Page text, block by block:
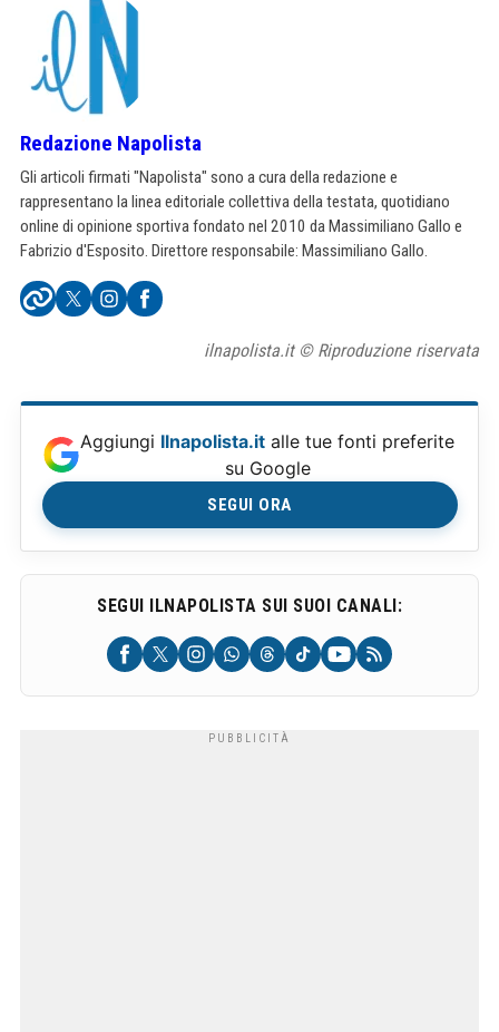
Redazione Napolista
Gli articoli firmati "Napolista" sono a cura della redazione e
rappresentano la linea editoriale collettiva della testata, quotidiano
online di opinione sportiva fondato nel 2010 da Massimiliano Gallo e
Fabrizio d'Esposito. Direttore responsabile: Massimiliano Gallo.
ilnapolista.it © Riproduzione riservata
Aggiungi Ilnapolista.it alle tue fonti preferite
su Google
SEGUI ORA
SEGUI ILNAPOLISTA SUI SUOI CANALI: